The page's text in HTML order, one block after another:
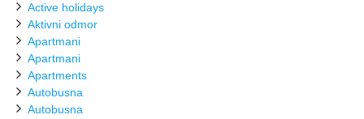
Active holidays
Aktivni odmor
Apartmani
Apartmani
Apartments
Autobusna
Autobusna